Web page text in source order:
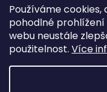
Používáme
pohodlné
webu neustále
použitelnost. Více
Coat-Master.cz